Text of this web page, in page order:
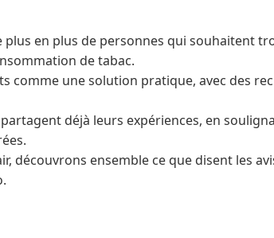
en plus de personnes qui souhaitent
de tabac.
comme une solution pratique, avec des
déjà leurs expériences, en
découvrons ensemble ce que disent les